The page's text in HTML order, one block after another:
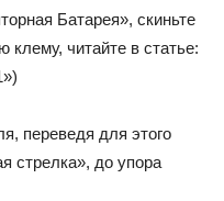
Батарея», скиньте
клему, читайте в статье:
переведя для этого
стрелка», до упора